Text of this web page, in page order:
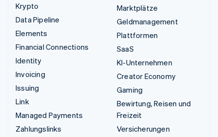
Krypto
Data Pipeline
Elements
Financial Connections
Identity
Invoicing
Issuing
Link
Managed Payments
Zahlungslinks
Marktplätze
Geldmanagement
Plattformen
SaaS
KI-Unternehmen
Creator Economy
Gaming
Bewirtung, Reisen und
Freizeit
Versicherungen